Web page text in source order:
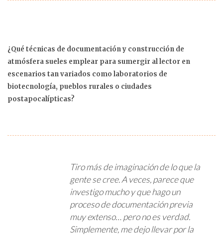
¿Qué técnicas de documentación y construcción de
atmósfera sueles emplear para sumergir al lector en
escenarios tan variados como laboratorios de
biotecnología, pueblos rurales o ciudades
postapocalípticas?
Tiro más de imaginación de lo que la
gente se cree. A veces, parece que
investigo mucho y que hago un
proceso de documentación previa
muy extenso… pero no es verdad.
Simplemente, me dejo llevar por la